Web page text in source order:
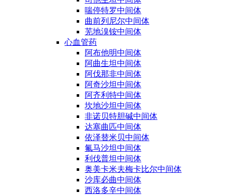
喘停特罗中间体
曲前列尼尔中间体
芜地溴铵中间体
心血管药
阿布他明中间体
阿曲生坦中间体
阿伐那非中间体
阿奇沙坦中间体
阿齐利特中间体
坎地沙坦中间体
非诺贝特胆碱中间体
达塞曲匹中间体
依泽替米贝中间体
氟马沙坦中间体
利伐普坦中间体
奥美卡米夫梅卡比尔中间体
沙库必曲中间体
西洛多辛中间体